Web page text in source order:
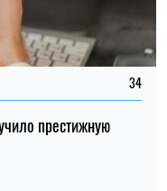
34
престижную